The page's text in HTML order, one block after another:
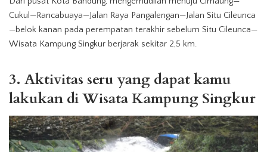
Cukul—Rancabuaya—Jalan Raya Pangalengan—Jalan Situ Cileunca
—belok kanan pada perempatan terakhir sebelum Situ Cileunca—
Wisata Kampung Singkur berjarak sekitar 2,5 km.
3. Aktivitas seru yang dapat kamu
lakukan di Wisata Kampung Singkur